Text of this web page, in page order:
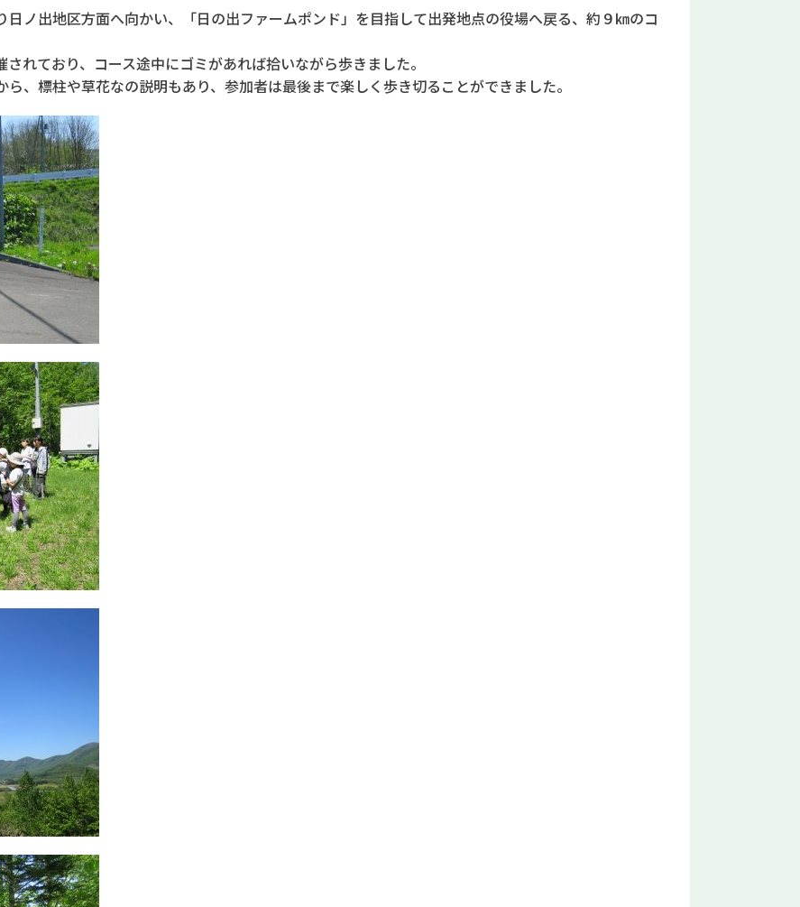
ノ出地区方面へ向かい、「日の出ファームポンド」を目指して出発地点の役場へ戻る、約９㎞のコ
れており、コース途中にゴミがあれば拾いながら歩きました。
、標柱や草花なの説明もあり、参加者は最後まで楽しく歩き切ることができました。